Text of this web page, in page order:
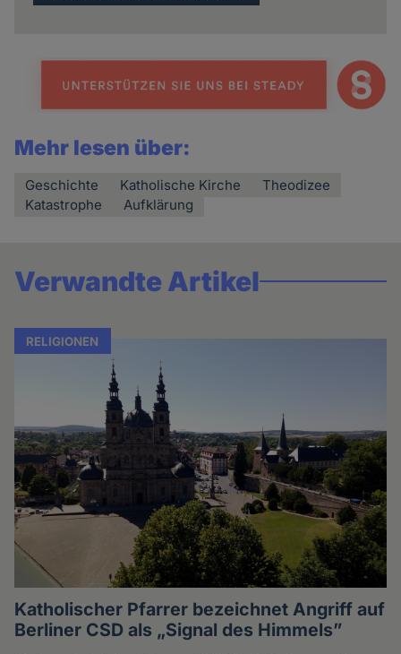
Mehr lesen über:
Geschichte Katholische Kirche
Theodizee
Katastrophe
Aufklärung
Verwandte Artikel
RELIGIONEN
Katholischer Pfarrer bezeichnet Angriff auf
Berliner CSD als „Signal des Himmels”